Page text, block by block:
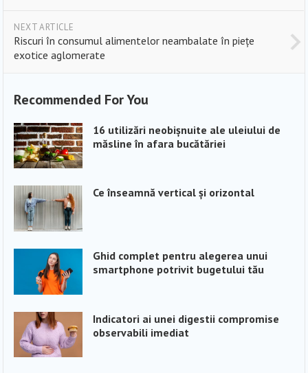
NEXT ARTICLE
Riscuri în consumul alimentelor neambalate în piețe
exotice aglomerate
Recommended For You
16 utilizări neobișnuite ale uleiului de
măsline în afara bucătăriei
Ce înseamnă vertical și orizontal
Ghid complet pentru alegerea unui
smartphone potrivit bugetului tău
Indicatori ai unei digestii compromise
observabili imediat